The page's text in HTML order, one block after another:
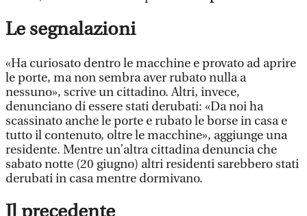
Le segnalazioni
«Ha curiosato dentro le macchine e provato ad aprire
le porte, ma non sembra aver rubato nulla a
nessuno», scrive un cittadino. Altri, invece,
denunciano di essere stati derubati: «Da noi ha
scassinato anche le porte e rubato le borse in casa e
tutto il contenuto, oltre le macchine», aggiunge una
residente. Mentre un’altra cittadina denuncia che
sabato notte (20 giugno) altri residenti sarebbero stati
derubati in casa mentre dormivano.
Il precedente